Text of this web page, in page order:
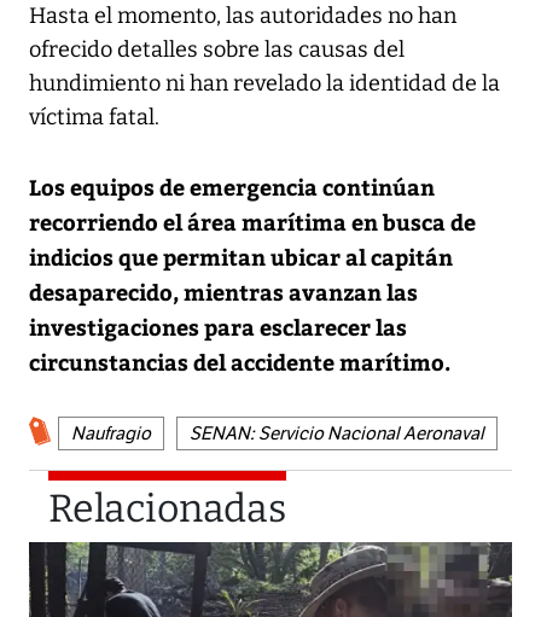
Hasta el momento, las autoridades no han
ofrecido detalles sobre las causas del
hundimiento ni han revelado la identidad de la
víctima fatal.
Los equipos de emergencia continúan
recorriendo el área marítima en busca de
indicios que permitan ubicar al capitán
desaparecido, mientras avanzan las
investigaciones para esclarecer las
circunstancias del accidente marítimo.
Naufragio SENAN: Servicio Nacional Aeronaval
Relacionadas